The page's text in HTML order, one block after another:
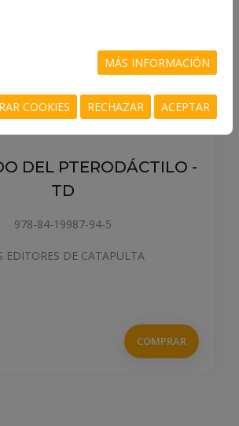
DEL PTERODÁCTILO -
TD
978-84-19987-94-5
EDITORES DE CATAPULTA
COMPRAR
MÁS INFORMACIÓN
COOKIES RECHAZAR ACEPTAR